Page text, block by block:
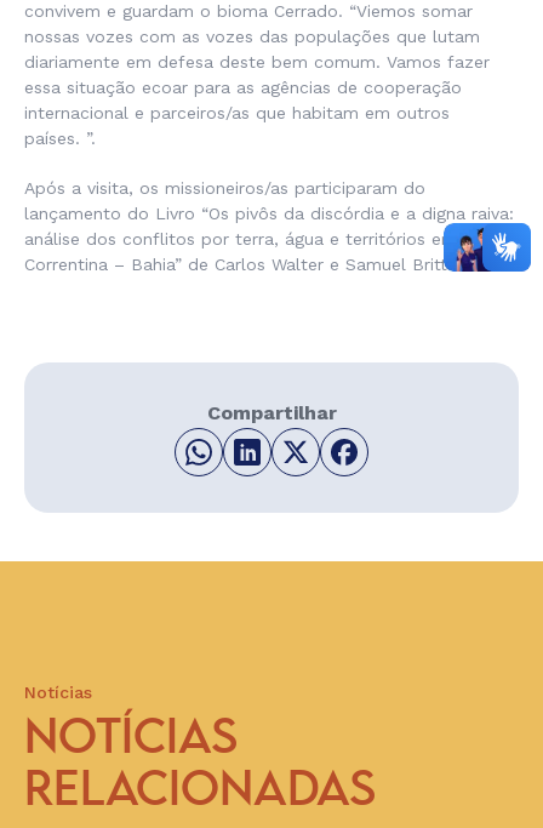
convivem e guardam o bioma Cerrado. “Viemos somar
nossas vozes com as vozes das populações que lutam
diariamente em defesa deste bem comum. Vamos fazer
essa situação ecoar para as agências de cooperação
internacional e parceiros/as que habitam em outros
países. ”.
Após a visita, os missioneiros/as participaram do
lançamento do Livro “Os pivôs da discórdia e a digna raiva:
análise dos conflitos por terra, água e territórios em
Correntina – Bahia” de Carlos Walter e Samuel Britto.
Compartilhar
Notícias
NOTÍCIAS
RELACIONADAS